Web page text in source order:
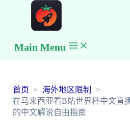
Main Menu
首页
海外地区限制
在马来西亚看B站世界杯中文直
的中文解说自由指南